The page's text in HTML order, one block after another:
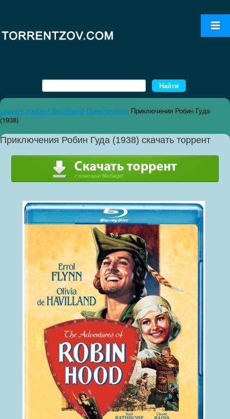
скачать торрент бесплатно Приключения Приключения Робин Гуда
(1938)
Приключения Робин Гуда (1938) скачать торрент